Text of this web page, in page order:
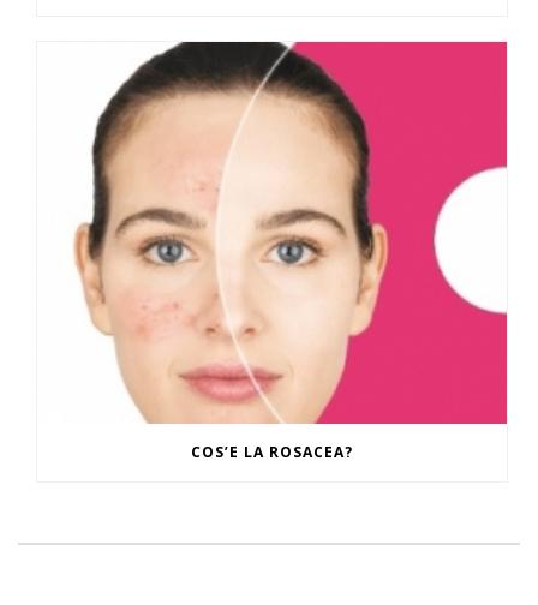
COS’E LA ROSACEA?